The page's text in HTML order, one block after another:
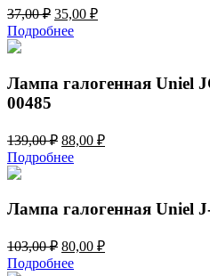
37,00₽ Первоначальная
цена
составляла
35,00 ₽Текущая
Подробнее
Лампа галогенная Uniel
00485
139,00₽ Первоначальная
цена
составляла
88,00 ₽Текущая
Подробнее
Лампа галогенная Uniel
103,00₽ Первоначальная
цена
80,00 ₽Текущая
Подробнее